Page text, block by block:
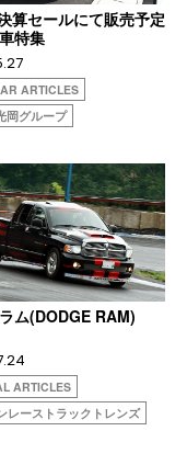
算セールにて販売予定
特集
ARTICLES
岡グループ
ム(DODGE RAM)
ARTICLES
レーストラックトレンズ